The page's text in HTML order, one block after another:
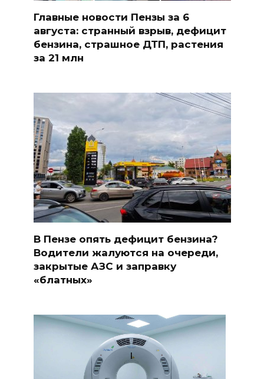
Главные новости Пензы за 6
августа: странный взрыв, дефицит
бензина, страшное ДТП, растения
за 21 млн
В Пензе опять дефицит бензина?
Водители жалуются на очереди,
закрытые АЗС и заправку
«блатных»